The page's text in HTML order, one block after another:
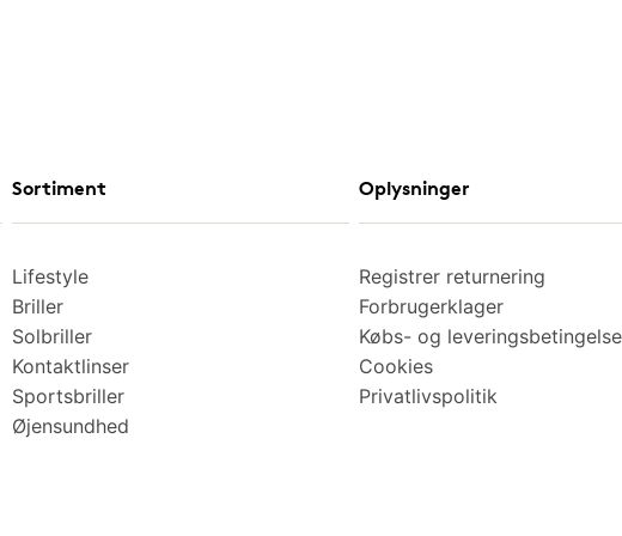
Sortiment
Lifestyle
Briller
Solbriller
Kontaktlinser
Sportsbriller
Øjensundhed
Oplysninger
Registrer returnering
Forbrugerklager
Købs- og
Cookies
Privatlivspolitik